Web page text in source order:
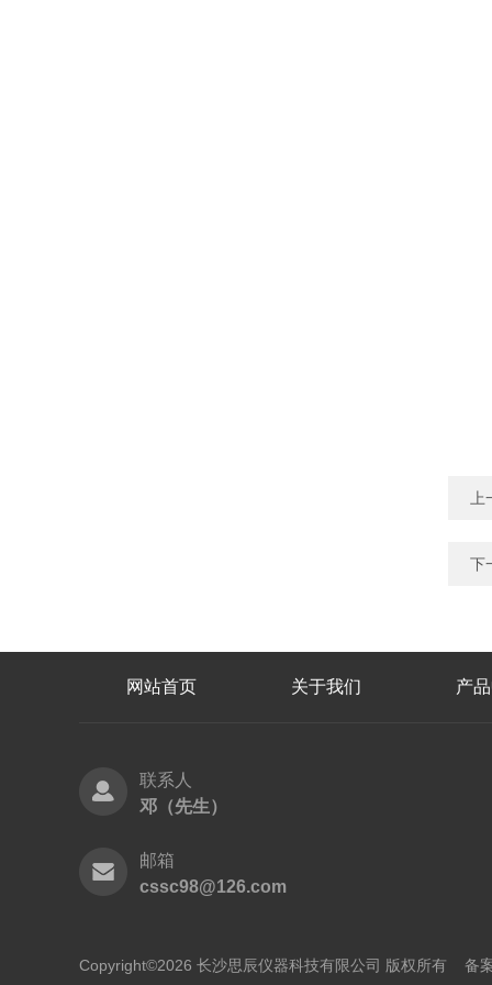
下
网站首页 关于我们 产
联系人
邓（先生）
邮箱
cssc98@126.com
Copyright©2026 长沙思辰仪器科技有限公司 版权所有 备